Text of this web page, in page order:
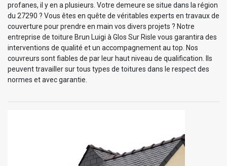
profanes, il y en a plusieurs. Votre demeure se situe dans la région
du 27290 ? Vous êtes en quête de véritables experts en travaux de
couverture pour prendre en main vos divers projets ? Notre
entreprise de toiture Brun Luigi à Glos Sur Risle vous garantira des
interventions de qualité et un accompagnement au top. Nos
couvreurs sont fiables de par leur haut niveau de qualification. Ils
peuvent travailler sur tous types de toitures dans le respect des
normes et avec garantie.